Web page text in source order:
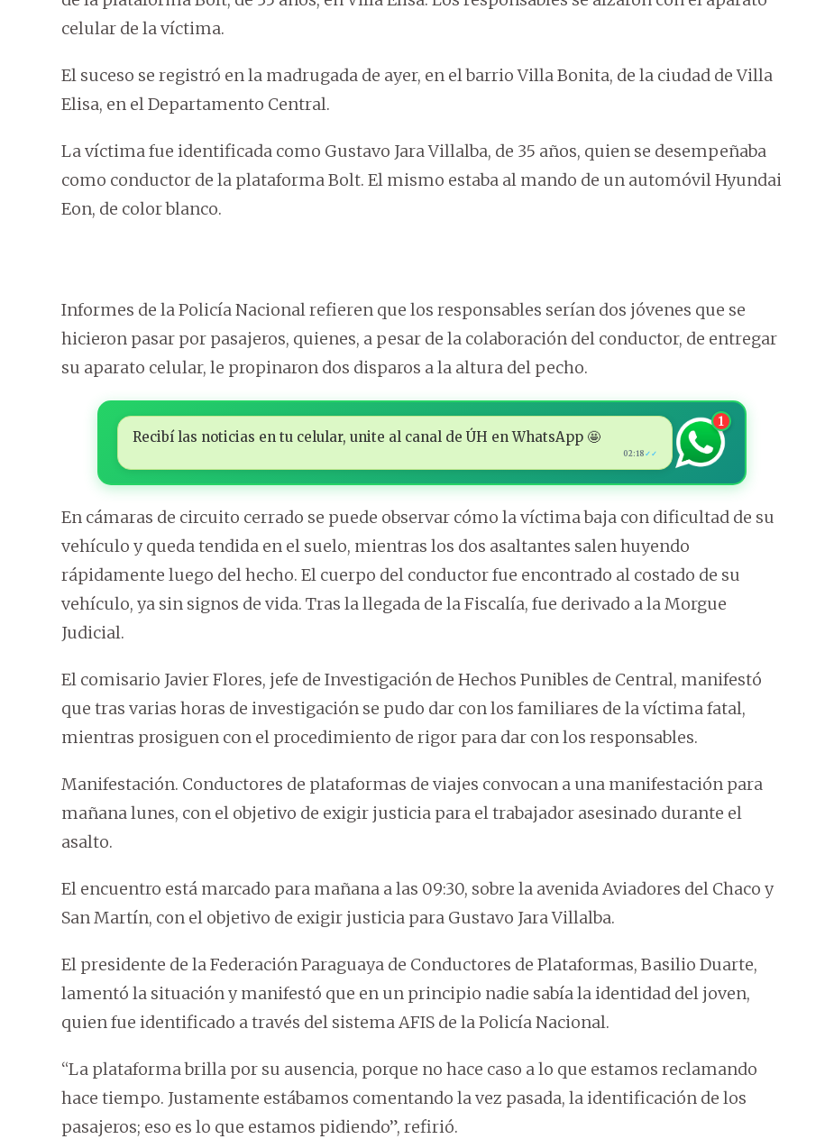
celular de la víctima.
El suceso se registró en la madrugada de ayer, en el barrio Villa Bonita, de la ciudad de Villa
Elisa, en el Departamento Central.
La víctima fue identificada como Gustavo Jara Villalba, de 35 años, quien se desempeñaba
como conductor de la plataforma Bolt. El mismo estaba al mando de un automóvil Hyundai
Eon, de color blanco.
Informes de la Policía Nacional refieren que los responsables serían dos jóvenes que se
hicieron pasar por pasajeros, quienes, a pesar de la colaboración del conductor, de entregar
su aparato celular, le propinaron dos disparos a la altura del pecho.
Recibí las noticias en tu celular, unite al canal de ÚH en WhatsApp 🤩
02:18 ✓✓
1
En cámaras de circuito cerrado se puede observar cómo la víctima baja con dificultad de su
vehículo y queda tendida en el suelo, mientras los dos asaltantes salen huyendo
rápidamente luego del hecho. El cuerpo del conductor fue encontrado al costado de su
vehículo, ya sin signos de vida. Tras la llegada de la Fiscalía, fue derivado a la Morgue
Judicial.
El comisario Javier Flores, jefe de Investigación de Hechos Punibles de Central, manifestó
que tras varias horas de investigación se pudo dar con los familiares de la víctima fatal,
mientras prosiguen con el procedimiento de rigor para dar con los responsables.
Manifestación. Conductores de plataformas de viajes convocan a una manifestación para
mañana lunes, con el objetivo de exigir justicia para el trabajador asesinado durante el
asalto.
El encuentro está marcado para mañana a las 09:30, sobre la avenida Aviadores del Chaco y
San Martín, con el objetivo de exigir justicia para Gustavo Jara Villalba.
El presidente de la Federación Paraguaya de Conductores de Plataformas, Basilio Duarte,
lamentó la situación y manifestó que en un principio nadie sabía la identidad del joven,
quien fue identificado a través del sistema AFIS de la Policía Nacional.
“La plataforma brilla por su ausencia, porque no hace caso a lo que estamos reclamando
hace tiempo. Justamente estábamos comentando la vez pasada, la identificación de los
pasajeros; eso es lo que estamos pidiendo”, refirió.